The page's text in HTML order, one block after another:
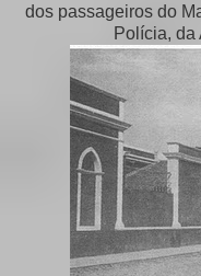
dos passageiros do
Polícia, da